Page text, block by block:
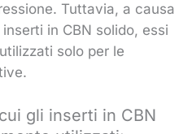
Tuttavia, a causa
in CBN solido, essi
solo per le
gli inserti in CBN